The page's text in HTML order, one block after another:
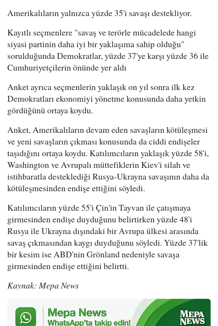
Amerikalıların yalnızca yüzde 35'i savaşı destekliyor.
Kayıtlı seçmenlere "savaş ve terörle mücadelede hangi
siyasi partinin daha iyi bir yaklaşıma sahip olduğu"
sorulduğunda Demokratlar, yüzde 37'ye karşı yüzde 36 ile
Cumhuriyetçilerin önünde yer aldı
Anket ayrıca seçmenlerin yaklaşık on yıl sonra ilk kez
Demokratları ekonomiyi yönetme konusunda daha yetkin
gördüğünü ortaya koydu.
Anket, Amerikalıların devam eden savaşların kötüleşmesi
ve yeni savaşların çıkması konusunda da ciddi endişeler
taşıdığını ortaya koydu. Katılımcıların yaklaşık yüzde 58'i,
Washington ve Avrupalı müttefiklerin Kiev'i silah ve
istihbaratla desteklediği Rusya-Ukrayna savaşının daha da
kötüleşmesinden endişe ettiğini söyledi.
Katılımcıların yüzde 55'i Çin'in Tayvan ile çatışmaya
girmesinden endişe duyduğunu belirtirken yüzde 48'i
Rusya ile Ukrayna dışındaki bir Avrupa ülkesi arasında
savaş çıkmasından kaygı duyduğunu söyledi. Yüzde 37'lik
bir kesim ise ABD'nin Grönland nedeniyle savaşa
girmesinden endişe ettiğini belirtti.
Kaynak: Mepa News